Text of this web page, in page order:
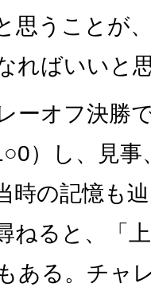
思うことが
ればいいと
ーオフ決勝
）し、見
時の記憶も
ねると、「
ある。チャ